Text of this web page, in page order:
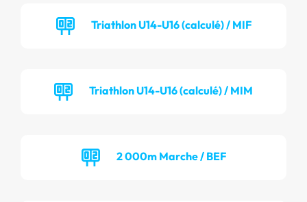
Triathlon U14-U16 (calculé) / MIF
Triathlon U14-U16 (calculé) / MIM
2 000m Marche / BEF